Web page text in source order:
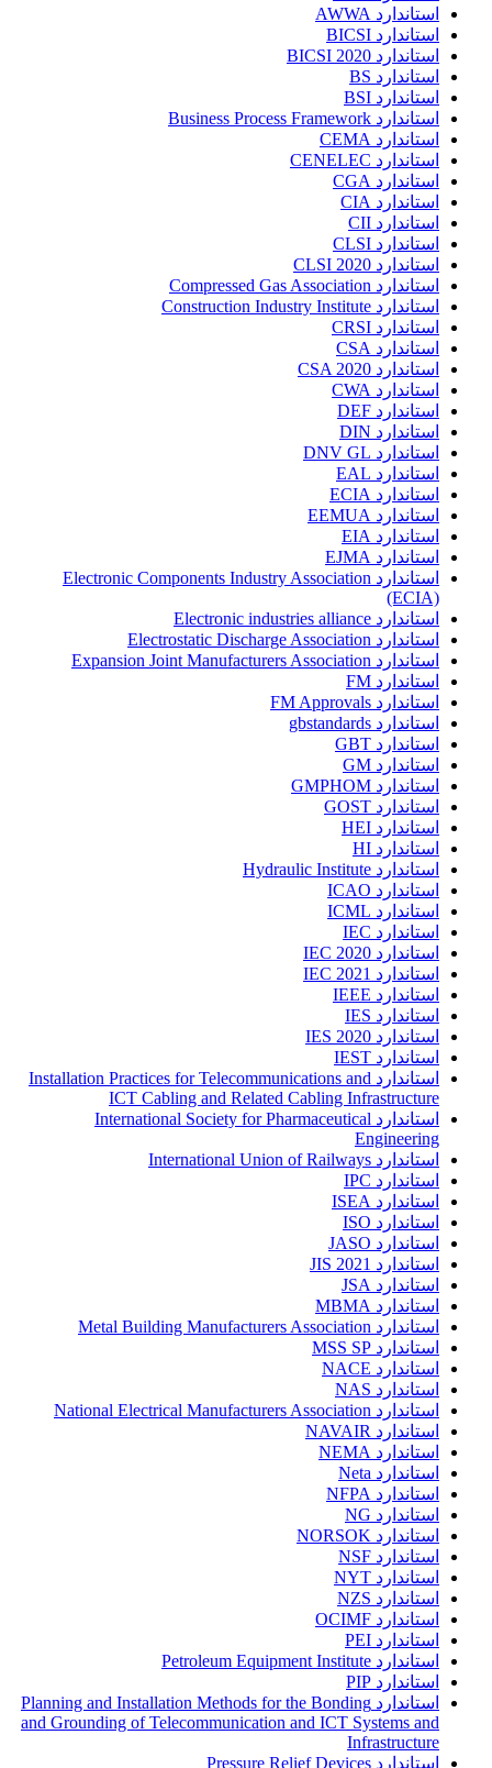
استاندارد AWWA
استاندارد BICSI
استاندارد BICSI 2020
استاندارد BS
استاندارد BSI
استاندارد Business Process Framework
استاندارد CEMA
استاندارد CENELEC
استاندارد CGA
استاندارد CIA
استاندارد CII
استاندارد CLSI
استاندارد CLSI 2020
استاندارد Compressed Gas Association
استاندارد Construction Industry Institute
استاندارد CRSI
استاندارد CSA
استاندارد CSA 2020
استاندارد CWA
استاندارد DEF
استاندارد DIN
استاندارد DNV GL
استاندارد EAL
استاندارد ECIA
استاندارد EEMUA
استاندارد EIA
استاندارد EJMA
استاندارد Electronic Components Industry Association
(ECIA)
استاندارد Electronic industries alliance
استاندارد Electrostatic Discharge Association
استاندارد Expansion Joint Manufacturers Association
استاندارد FM
استاندارد FM Approvals
استاندارد gbstandards
استاندارد GBT
استاندارد GM
استاندارد GMPHOM
استاندارد GOST
استاندارد HEI
استاندارد HI
استاندارد Hydraulic Institute
استاندارد ICAO
استاندارد ICML
استاندارد IEC
استاندارد IEC 2020
استاندارد IEC 2021
استاندارد IEEE
استاندارد IES
استاندارد IES 2020
استاندارد IEST
استاندارد Installation Practices for Telecommunications and
ICT Cabling and Related Cabling Infrastructure
استاندارد International Society for Pharmaceutical
Engineering
استاندارد International Union of Railways
استاندارد IPC
استاندارد ISEA
استاندارد ISO
استاندارد JASO
استاندارد JIS 2021
استاندارد JSA
استاندارد MBMA
استاندارد Metal Building Manufacturers Association
استاندارد MSS SP
استاندارد NACE
استاندارد NAS
استاندارد National Electrical Manufacturers Association
استاندارد NAVAIR
استاندارد NEMA
استاندارد Neta
استاندارد NFPA
استاندارد NG
استاندارد NORSOK
استاندارد NSF
استاندارد NYT
استاندارد NZS
استاندارد OCIMF
استاندارد PEI
استاندارد Petroleum Equipment Institute
استاندارد PIP
استاندارد Planning and Installation Methods for the Bonding
and Grounding of Telecommunication and ICT Systems and
Infrastructure
استاندارد Pressure Relief Devices